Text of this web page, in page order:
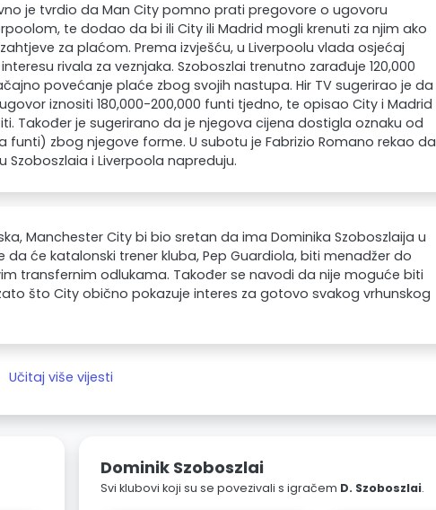
je tvrdio da Man City pomno prati pregovore o ugovoru
te dodao da bi ili City ili Madrid mogli krenuti za njim ako
za plaćom. Prema izvješću, u Liverpoolu vlada osjećaj
rivala za veznjaka. Szoboszlai trenutno zarađuje 120,000
povećanje plaće zbog svojih nastupa. Hir TV sugerirao je da
iznositi 180,000-200,000 funti tjedno, te opisao City i Madrid
Također je sugerirano da je njegova cijena dostigla oznaku od
funti) zbog njegove forme. U subotu je Fabrizio Romano rekao da
i Liverpoola napreduju.
Manchester City bi bio sretan da ima Dominika Szoboszlaija u
da će katalonski trener kluba, Pep Guardiola, biti menadžer do
transfernim odlukama. Također se navodi da nije moguće biti
što City obično pokazuje interes za gotovo svakog vrhunskog
Učitaj više vijesti
Dominik Szoboszlai
Svi klubovi koji su se povezivali s igračem D. Szoboszlai.